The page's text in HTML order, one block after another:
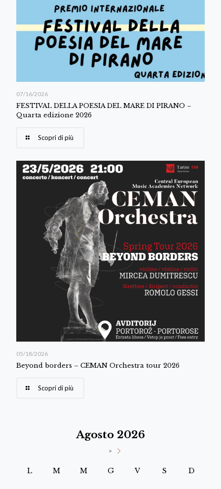
07/16/2026
FESTIVAL DELLA POESIA DEL MARE DI PIRANO –
Quarta edizione 2026
Scopri di più
05/18/2026
Beyond borders – CEMAN Orchestra tour 2026
Scopri di più
Agosto 2026
>
L M M G V S D